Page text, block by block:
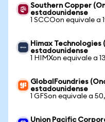
Southern Copper
estadounidense
1 SCCOon equivale a
Himax Technologies
estadounidense
1 HIMXon equivale a
GlobalFoundries
estadounidense
1 GFSon equivale a
Union Pacific